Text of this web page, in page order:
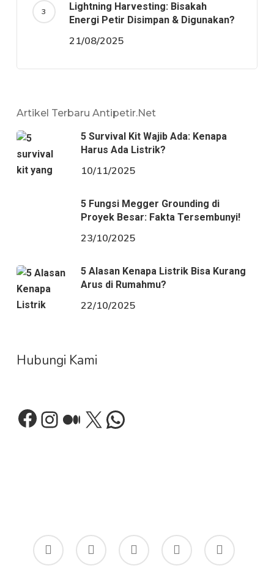
Lightning Harvesting: Bisakah
Energi Petir Disimpan & Digunakan?
21/08/2025
Artikel Terbaru Antipetir.net
5 Survival Kit Wajib Ada: Kenapa
Harus Ada Listrik?
10/11/2025
5 Fungsi Megger Grounding di
Proyek Besar: Fakta Tersembunyi!
23/10/2025
5 Alasan Kenapa Listrik Bisa Kurang
Arus di Rumahmu?
22/10/2025
Hubungi Kami
Facebook
Instagram
Medium
X
twitter facebook
google-
plus
phone email